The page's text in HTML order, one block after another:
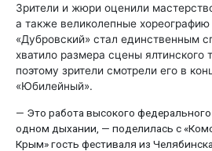
Зрители и жюри оценили
а также великолепные
«Дубровский» стал единственным
хватило размера сцены ялтинского
поэтому зрители смотрели его в
«Юбилейный».
— Это работа высокого
одном дыхании, — поделилась с
Крым» гость фестиваля из